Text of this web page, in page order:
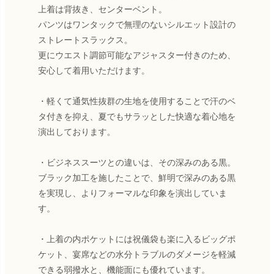
上着は背抜き、センターベント。
パンツはワンタックで無理のないシルエット設計の
ストレートスラックス。
更にウエスト調節可能なアジャスター付きのため、
安心して着用いただけます。
・軽くて通気性抜群の生地を使用することで汗のベ
タ付きを抑え、夏でもサラッとした快適な着心地を
演出しております。
・ビジネススーツとの違いは、その深みのある黒。
ブラック加工を施したことで、鮮明で深みのある黒
を実現し、よりフォーマルな印象を演出していま
す。
・上着の内ポケットには祝儀袋も楽に入るビッグポ
ケット、宴席などの水分トラブルのダメージを軽減
できる弱撥水と、機能面にも優れています。